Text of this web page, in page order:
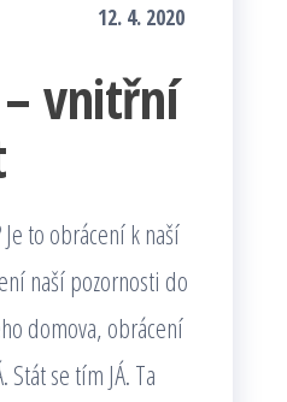
12. 4. 2020
vnitřní
to obrácení k naší
naší pozornosti do
domova, obrácení
Stát se tím JÁ. Ta